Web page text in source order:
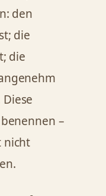
den
die
die
–
nicht